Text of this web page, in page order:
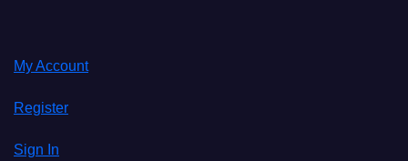
My Account
Register
Sign In